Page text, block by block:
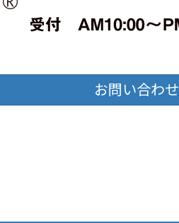
お問い合わせ